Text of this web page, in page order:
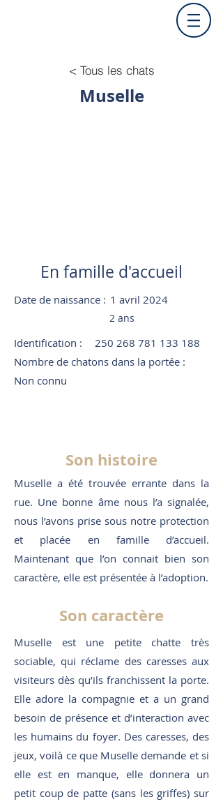
< Tous les chats
Muselle
En famille d'accueil
Date de naissance :1 avril 2024
2 ans
Identification :
250 268 781 133 188
Nombre de chatons dans la portée :
Non connu
Son histoire
Muselle a été trouvée errante dans la
rue. Une bonne âme nous l’a signalée,
nous l’avons prise sous notre protection
et placée en famille d’accueil.
Maintenant que l’on connait bien son
caractère, elle est présentée à l’adoption.
Son caractère
Muselle est une petite chatte très
sociable, qui réclame des caresses aux
visiteurs dès qu’ils franchissent la porte.
Elle adore la compagnie et a un grand
besoin de présence et d’interaction avec
les humains du foyer. Des caresses, des
jeux, voilà ce que Muselle demande et si
elle est en manque, elle donnera un
petit coup de patte (sans les griffes) sur